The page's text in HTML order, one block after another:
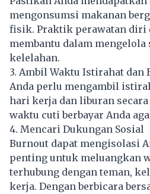
mengonsumsi makanan
fisik. Praktik perawatan diri
membantu dalam mengelola
kelelahan.
3. Ambil Waktu Istirahat dan
Anda perlu mengambil
hari kerja dan liburan
waktu cuti berbayar Anda
4. Mencari Dukungan Sosial
Burnout dapat mengisolasi
penting untuk meluangkan
terhubung dengan teman,
kerja. Dengan berbicara